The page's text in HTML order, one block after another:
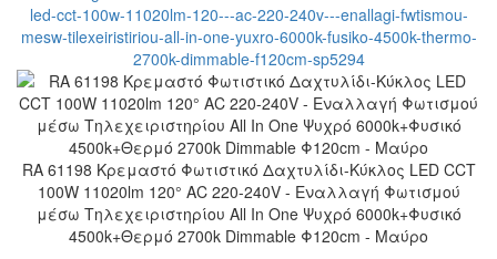
RA 61198 Κρεμαστό Φωτιστικό Δαχτυλίδι-Κύκλος LED CCT
100W 11020lm 120° AC 220-240V - Εναλλαγή Φωτισμού
μέσω Τηλεχειριστηρίου All In One Ψυχρό 6000k+Φυσικό
4500k+Θερμό 2700k Dimmable Φ120cm - Μαύρο